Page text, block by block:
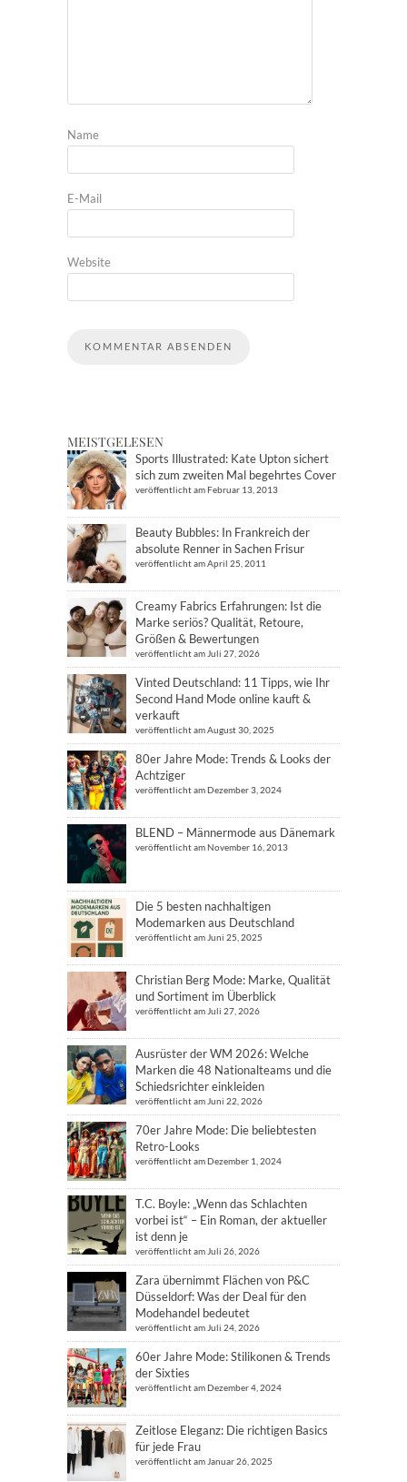
Name
E-Mail
Website
MEISTGELESEN
Sports Illustrated: Kate Upton sichert
sich zum zweiten Mal begehrtes Cover
veröffentlicht am Februar 13, 2013
Beauty Bubbles: In Frankreich der
absolute Renner in Sachen Frisur
veröffentlicht am April 25, 2011
Creamy Fabrics Erfahrungen: Ist die
Marke seriös? Qualität, Retoure,
Größen & Bewertungen
veröffentlicht am Juli 27, 2026
Vinted Deutschland: 11 Tipps, wie Ihr
Second Hand Mode online kauft &
verkauft
veröffentlicht am August 30, 2025
80er Jahre Mode: Trends & Looks der
Achtziger
veröffentlicht am Dezember 3, 2024
BLEND – Männermode aus Dänemark
veröffentlicht am November 16, 2013
Die 5 besten nachhaltigen
Modemarken aus Deutschland
veröffentlicht am Juni 25, 2025
Christian Berg Mode: Marke, Qualität
und Sortiment im Überblick
veröffentlicht am Juli 27, 2026
Ausrüster der WM 2026: Welche
Marken die 48 Nationalteams und die
Schiedsrichter einkleiden
veröffentlicht am Juni 22, 2026
70er Jahre Mode: Die beliebtesten
Retro-Looks
veröffentlicht am Dezember 1, 2024
T.C. Boyle: „Wenn das Schlachten
vorbei ist“ – Ein Roman, der aktueller
ist denn je
veröffentlicht am Juli 26, 2026
Zara übernimmt Flächen von P&C
Düsseldorf: Was der Deal für den
Modehandel bedeutet
veröffentlicht am Juli 24, 2026
60er Jahre Mode: Stilikonen & Trends
der Sixties
veröffentlicht am Dezember 4, 2024
Zeitlose Eleganz: Die richtigen Basics
für jede Frau
veröffentlicht am Januar 26, 2025